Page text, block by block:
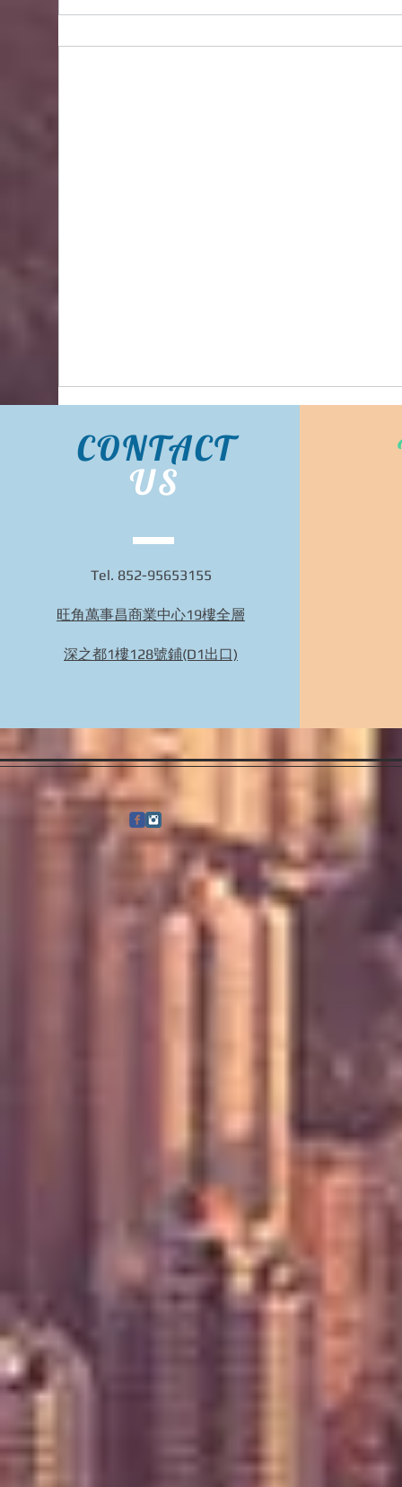
Bidhongkong.com 台灣代購《nuhi》台灣nuhi時
裝,外套,配飾代購-台灣網站代購(香港)
CONTACT
US
Tel. 852-95653155
旺角萬事昌商業中心19樓全層
深之都1樓128號鋪(D1出口)